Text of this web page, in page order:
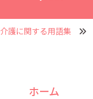
介護に関する用語集
ホーム